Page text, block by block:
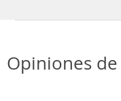
Opiniones